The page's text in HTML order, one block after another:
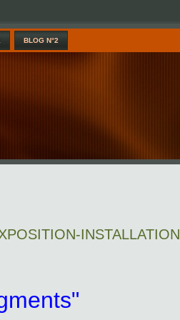
BLOG N°2
INSTALLATION